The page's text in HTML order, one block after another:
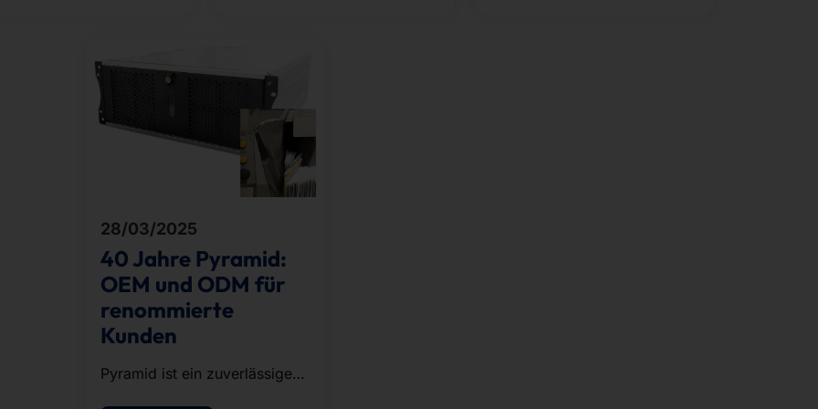
28/03/2025
40 Jahre Pyramid:
OEM und ODM für
renommierte
Kunden
Pyramid ist ein zuverlässiger